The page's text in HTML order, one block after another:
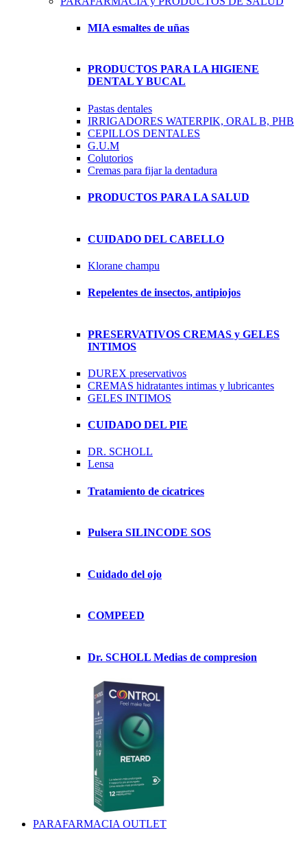
MIA esmaltes de uñas
PRODUCTOS PARA LA HIGIENE
DENTAL Y BUCAL
Pastas dentales
IRRIGADORES WATERPIK, ORAL B, PHB
CEPILLOS DENTALES
G.U.M
Colutorios
Cremas para fijar la dentadura
PRODUCTOS PARA LA SALUD
CUIDADO DEL CABELLO
Klorane champu
Repelentes de insectos, antipiojos
PRESERVATIVOS CREMAS y GELES
INTIMOS
DUREX preservativos
CREMAS hidratantes intimas y lubricantes
GELES INTIMOS
CUIDADO DEL PIE
DR. SCHOLL
Lensa
Tratamiento de cicatrices
Pulsera SILINCODE SOS
Cuidado del ojo
COMPEED
Dr. SCHOLL Medias de compresion
PARAFARMACIA OUTLET